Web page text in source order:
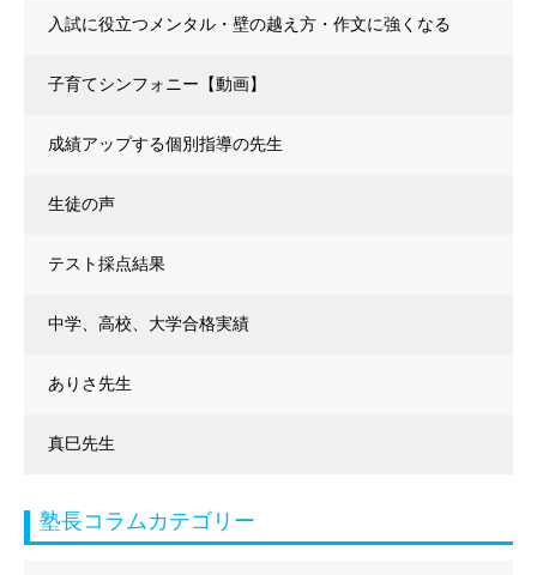
入試に役立つメンタル・壁の越え方・作文に強くなる
子育てシンフォニー【動画】
成績アップする個別指導の先生
生徒の声
テスト採点結果
中学、高校、大学合格実績
ありさ先生
真巳先生
塾長コラムカテゴリー